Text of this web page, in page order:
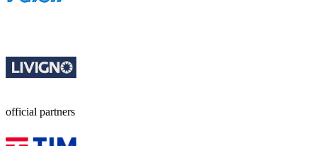
official partners